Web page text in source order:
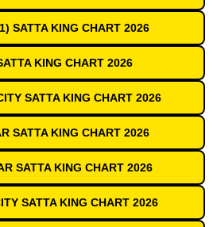
SATTA KING CHART 2026
KING CHART 2026
SATTA KING CHART 2026
SATTA KING CHART 2026
SATTA KING CHART 2026
SATTA KING CHART 2026